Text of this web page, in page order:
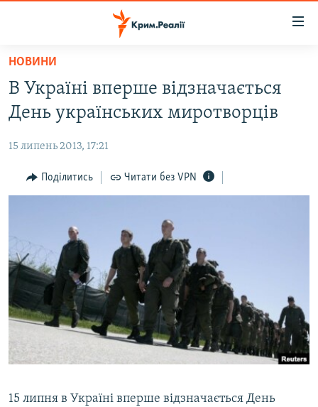
Перейти
основного
матеріалу
до
навігації
Перейти
ВОДА.КРИМ
ВІДЕО ТА ФОТО
ПОЛІТИКА
БЛОГИ
ВСЕ ЗА ДЕНЬ
СПЕЦПРОЕКТИ
ДЕПОРТАЦІЯ
ВІДЕОУРОКИ «ELIFBE»
СВІДЧЕННЯ ОКУПАЦІЇ
ЯК ОБІЙТИ БЛОКУВАННЯ
Qırımtatar
НОВИНИ
В Україні вперше відзначається
День українських миротворців
15 липень 2013, 17:21
Поділитись Читати без VPN
15 липня в Україні вперше відзначається День